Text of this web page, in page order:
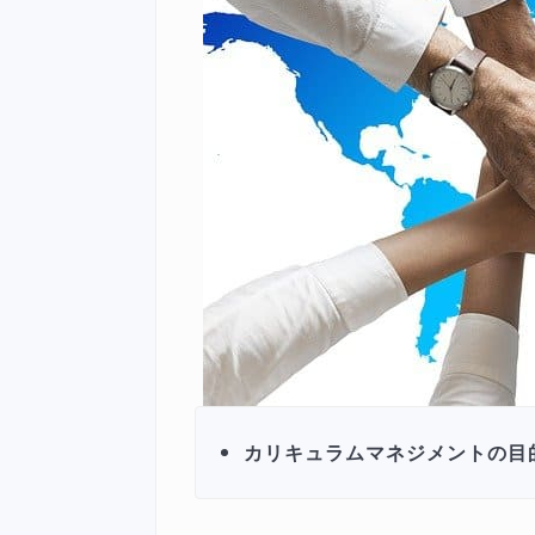
カリキュラムマネジメントの目